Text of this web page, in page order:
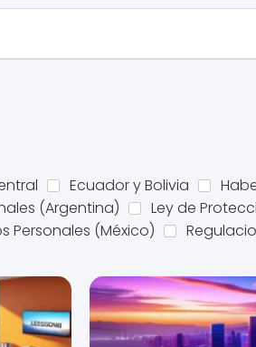
Ecuador y Bolivia
(Argentina)
Ley de
Personales (México)